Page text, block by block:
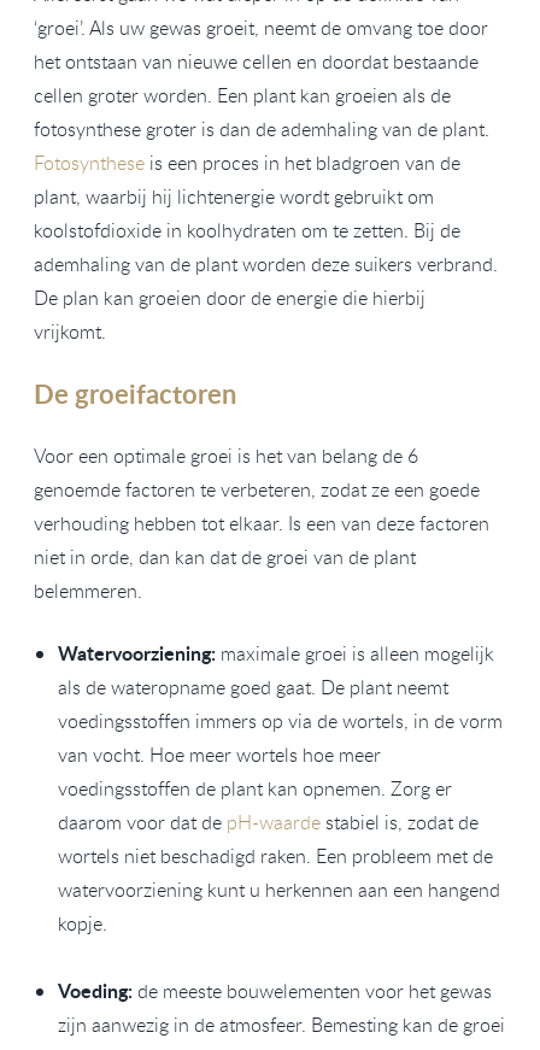
‘groei’. Als uw gewas groeit, neemt de omvang toe door
het ontstaan van nieuwe cellen en doordat bestaande
cellen groter worden. Een plant kan groeien als de
fotosynthese groter is dan de ademhaling van de plant.
Fotosynthese is een proces in het bladgroen van de
plant, waarbij hij lichtenergie wordt gebruikt om
koolstofdioxide in koolhydraten om te zetten. Bij de
ademhaling van de plant worden deze suikers verbrand.
De plan kan groeien door de energie die hierbij
vrijkomt.
De groeifactoren
Voor een optimale groei is het van belang de 6
genoemde factoren te verbeteren, zodat ze een goede
verhouding hebben tot elkaar. Is een van deze factoren
niet in orde, dan kan dat de groei van de plant
belemmeren.
Watervoorziening: maximale groei is alleen mogelijk
als de wateropname goed gaat. De plant neemt
voedingsstoffen immers op via de wortels, in de vorm
van vocht. Hoe meer wortels hoe meer
voedingsstoffen de plant kan opnemen. Zorg er
daarom voor dat de pH-waardestabiel is, zodat de
wortels niet beschadigd raken. Een probleem met de
watervoorziening kunt u herkennen aan een hangend
kopje.
Voeding: de meeste bouwelementen voor het gewas
zijn aanwezig in de atmosfeer. Bemesting kan de groei